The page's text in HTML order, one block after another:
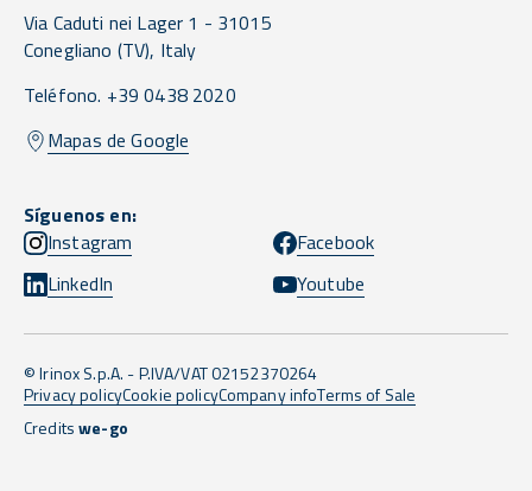
Via Caduti nei Lager 1 - 31015
Conegliano (TV), Italy
Teléfono. +39 0438 2020
Mapas de Google
Síguenos en:
Instagram
Facebook
LinkedIn
Youtube
© Irinox S.p.A. - P.IVA/VAT 02152370264
Privacy policyCookie policyCompany infoTerms of Sale
Creditswe-go